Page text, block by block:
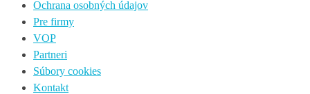
Ochrana osobných údajov
Pre firmy
VOP
Partneri
Súbory cookies
Kontakt